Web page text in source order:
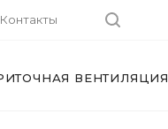
Контакты
ВЕНТИЛЯЦИЯ